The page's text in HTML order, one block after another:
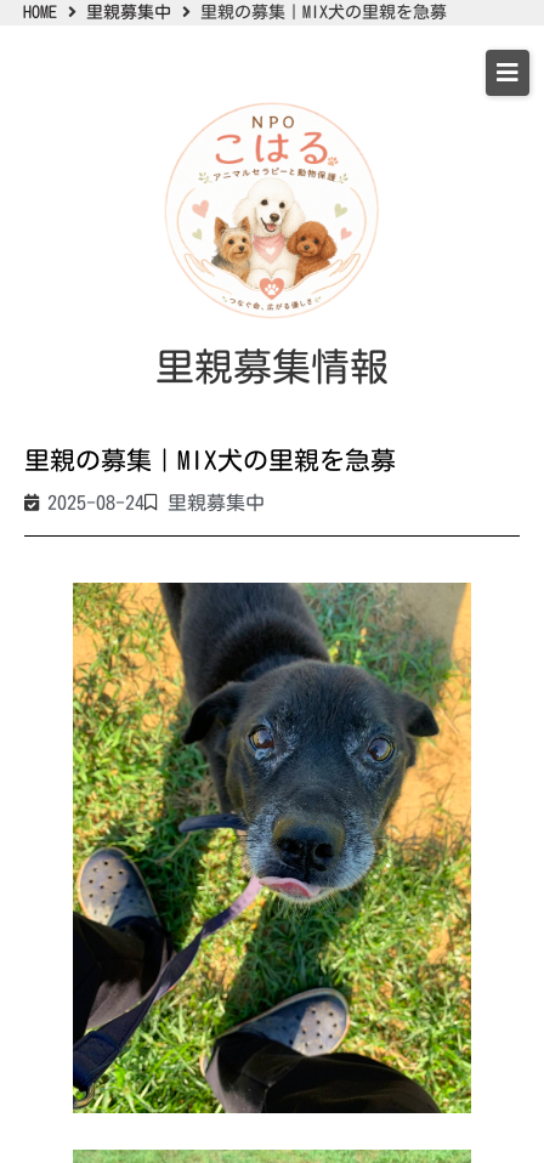
HOME 里親募集中 里親の募集｜MIX犬の里親を急募
里親募集情報
里親の募集｜MIX犬の里親を急募
2025-08-24 里親募集中